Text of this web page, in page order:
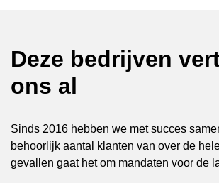
Deze bedrijven
ons al
Sinds 2016 hebben we met succes
behoorlijk aantal klanten van over de
gevallen gaat het om mandaten voor de